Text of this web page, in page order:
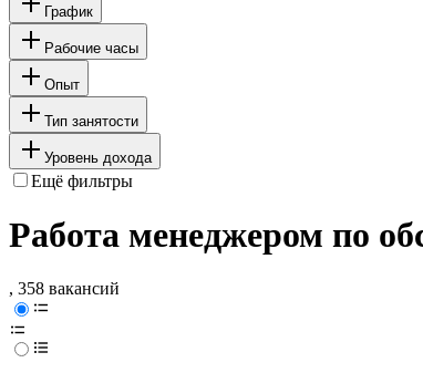
График
Рабочие часы
Опыт
Тип занятости
Уровень дохода
Ещё фильтры
Работа менеджером по
, 358 вакансий